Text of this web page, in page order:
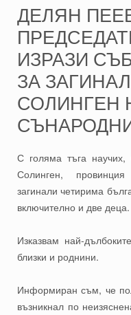
ДЕЛЯН
ИЗРАЗИ
ЗА
СОЛИНГЕН
С голяма тъга
Солинген,
загинали четирима
включително и две деца.
Изказвам най-
близки и роднини.
Информиран съм, че
възникнал по